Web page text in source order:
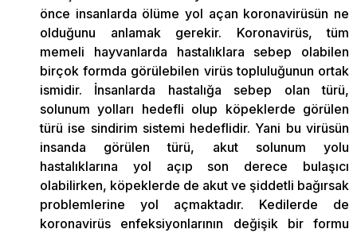
önce insanlarda ölüme yol açan koronavirüsün ne
olduğunu anlamak gerekir. Koronavirüs, tüm
memeli hayvanlarda hastalıklara sebep olabilen
birçok formda görülebilen virüs topluluğunun ortak
ismidir. İnsanlarda hastalığa sebep olan türü,
solunum yolları hedefli olup köpeklerde görülen
türü ise sindirim sistemi hedeflidir. Yani bu virüsün
insanda görülen türü, akut solunum yolu
hastalıklarına yol açıp son derece bulaşıcı
olabilirken, köpeklerde de akut ve şiddetli bağırsak
problemlerine yol açmaktadır. Kedilerde de
koronavirüs enfeksiyonlarının değişik bir formu